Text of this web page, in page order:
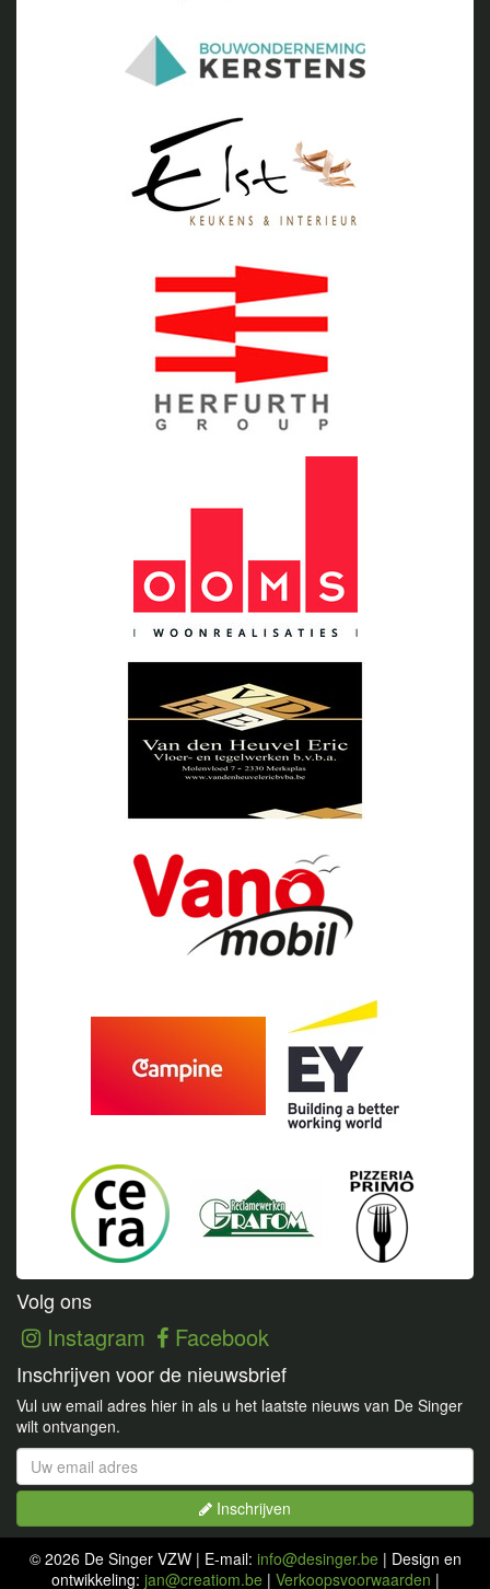
Volg ons
Instagram Facebook
Inschrijven voor de nieuwsbrief
Vul uw email adres hier in als u het laatste nieuws van De Singer
wilt ontvangen.
Inschrijven
Bezig met inschrijven...
© 2026 De Singer VZW | E-mail: info@desinger.be | Design en
ontwikkeling: jan@creatiom.be | Verkoopsvoorwaarden |